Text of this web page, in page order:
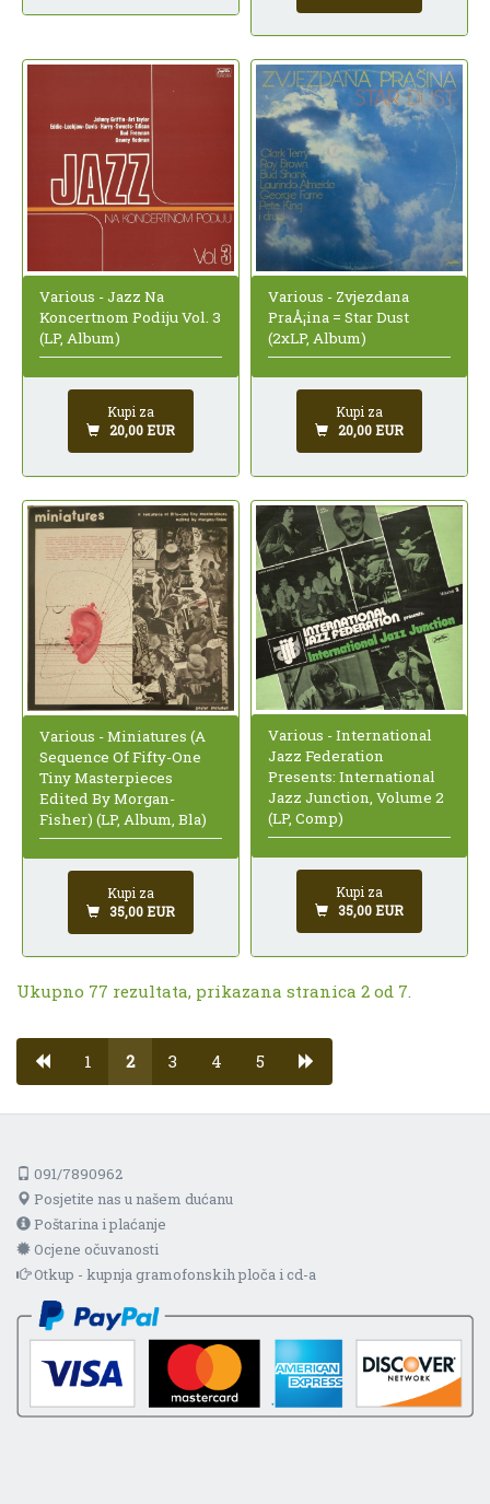
Various - Jazz Na
Koncertnom Podiju Vol. 3
(LP, Album)
Kupi za
20,00 EUR
Various - Zvjezdana
PraÅ¡ina = Star Dust
(2xLP, Album)
Kupi za
20,00 EUR
Various - Miniatures (A
Sequence Of Fifty-One
Tiny Masterpieces
Edited By Morgan-
Fisher) (LP, Album, Bla)
Kupi za
35,00 EUR
Various - International
Jazz Federation
Presents: International
Jazz Junction, Volume 2
(LP, Comp)
Kupi za
35,00 EUR
Ukupno 77 rezultata, prikazana stranica 2 od 7.
1 2 3 4 5
091/7890962
Posjetite nas u našem dućanu
Poštarina i plaćanje
Ocjene očuvanosti
Otkup - kupnja gramofonskih ploča i cd-a